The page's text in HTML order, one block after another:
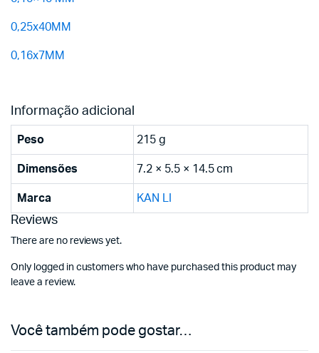
0,25x40MM
0,16x7MM
Informação adicional
Peso 215 g
Dimensões 7.2 × 5.5 × 14.5 cm
Marca KAN LI
Reviews
There are no reviews yet.
Only logged in customers who have purchased this product may
leave a review.
Você também pode gostar…